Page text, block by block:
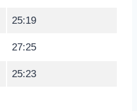
25:19
27:25
25:23